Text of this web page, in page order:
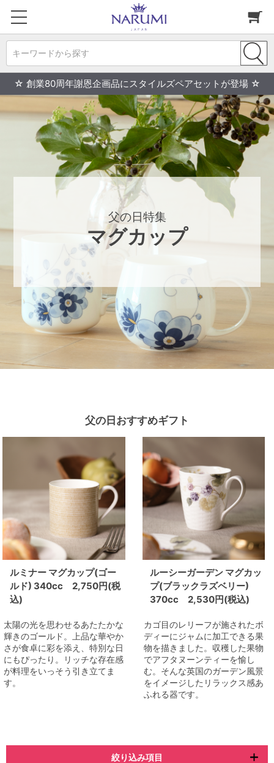
キーワードから探す
☆ 創業80周年謝恩企画品にスタイルズペアセットが登場 ☆
マグカップ
父の日特集
父の日おすすめギフト
ルミナー マグカップ(ゴー
ルド) 340cc 2,750円(税
込)
太陽の光を思わせるあたたかな
輝きのゴールド。上品な華やか
さが食卓に彩を添え、特別な日
にもぴったり。リッチな存在感
が料理をいっそう引き立てま
す。
ルーシーガーデン マグカッ
プ(ブラックラズベリー)
370cc 2,530円(税込)
カゴ目のレリーフが施されたボ
ディーにジャムに加工できる果
物を描きました。収穫した果物
でアフタヌーンティーを愉し
む。そんな英国のガーデン風景
をイメージしたリラックス感あ
ふれる器です。
絞り込み項目